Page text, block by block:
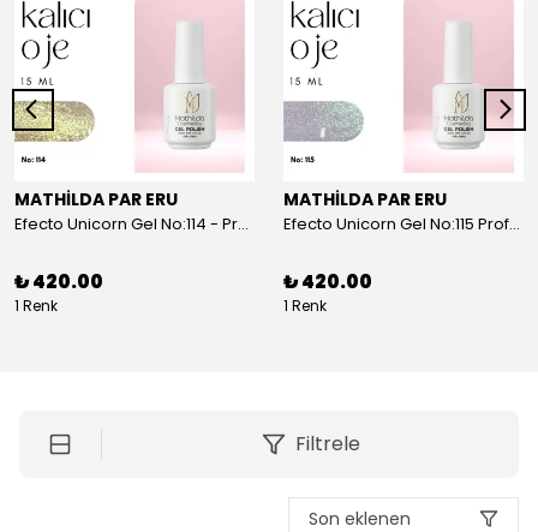
MATHİLDA PAR ERU
Efecto Unicorn Gel No:114 - Profesyoneller İçin Yüksek Pigmentasyonlu UV/LED Oje | 15ml
₺ 420.00
1 Renk
MATHİLDA PAR ERU
Efecto Unicorn Gel No:115 Profesyoneller İçin Yüksek Pigmentasyonlu UV/LED Oje | 15ml
₺ 420.00
1 Renk
Filtrele
Son eklenen